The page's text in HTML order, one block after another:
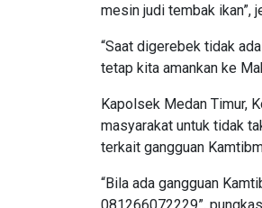
mesin judi tembak ikan”,
“Saat digerebek tidak
tetap kita amankan ke
Kapolsek Medan Timur,
masyarakat untuk tidak
terkait gangguan
“Bila ada gangguan